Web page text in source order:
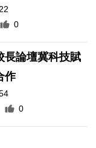
0
長論壇冀科技賦
作
0